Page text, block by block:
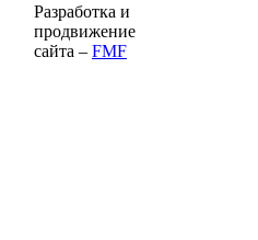
Разработка и
продвижение
сайта – FMF